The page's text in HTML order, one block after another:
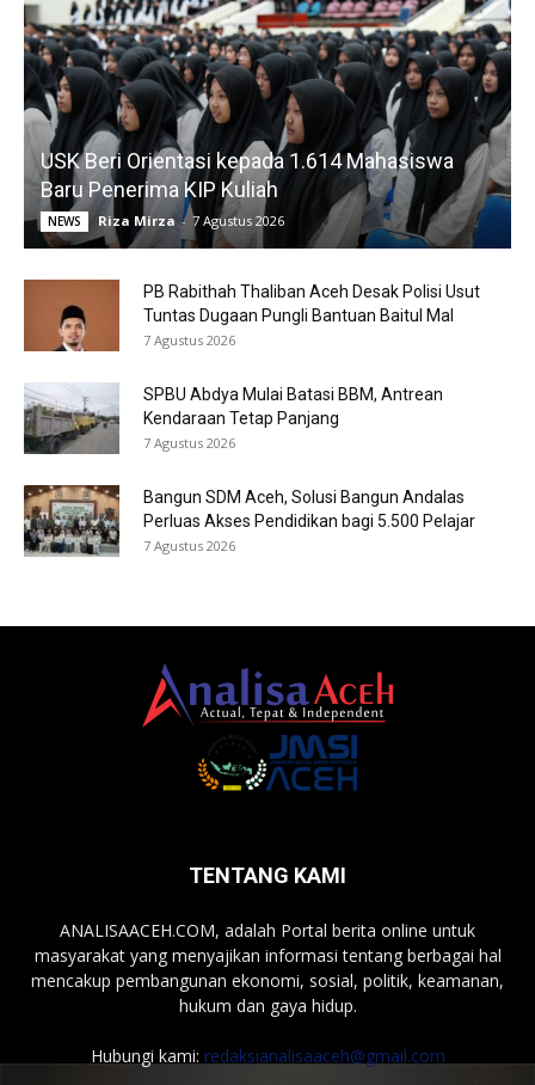
USK Beri Orientasi kepada 1.614 Mahasiswa
Baru Penerima KIP Kuliah
NEWS Riza Mirza - 7 Agustus 2026
PB Rabithah Thaliban Aceh Desak Polisi Usut
Tuntas Dugaan Pungli Bantuan Baitul Mal
7 Agustus 2026
SPBU Abdya Mulai Batasi BBM, Antrean
Kendaraan Tetap Panjang
7 Agustus 2026
Bangun SDM Aceh, Solusi Bangun Andalas
Perluas Akses Pendidikan bagi 5.500 Pelajar
7 Agustus 2026
TENTANG KAMI
ANALISAACEH.COM, adalah Portal berita online untuk
masyarakat yang menyajikan informasi tentang berbagai hal
mencakup pembangunan ekonomi, sosial, politik, keamanan,
hukum dan gaya hidup.
Hubungi kami: redaksianalisaaceh@gmail.com